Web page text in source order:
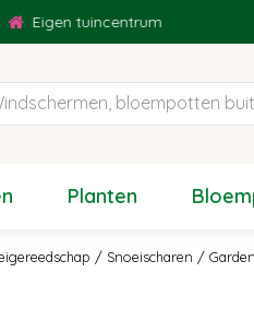
Snoeischaren
Eigen tuincentrum
Planten